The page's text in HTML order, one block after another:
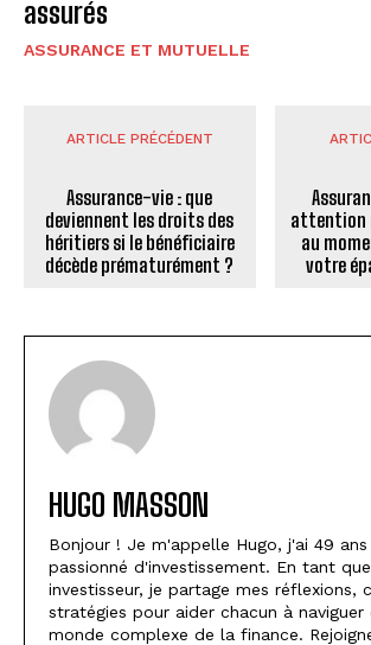
assurés
ASSURANCE ET MUTUELLE
ARTICLE PRÉCÉDENT
Assurance-vie : que
deviennent les droits des
héritiers si le bénéficiaire
décède prématurément ?
attention
au
votre
HUGO MASSON
Bonjour ! Je m'appelle Hugo, j'ai 49
passionné d'investissement. En tant
investisseur, je partage mes réflexions,
stratégies pour aider chacun à naviguer
monde complexe de la finance.